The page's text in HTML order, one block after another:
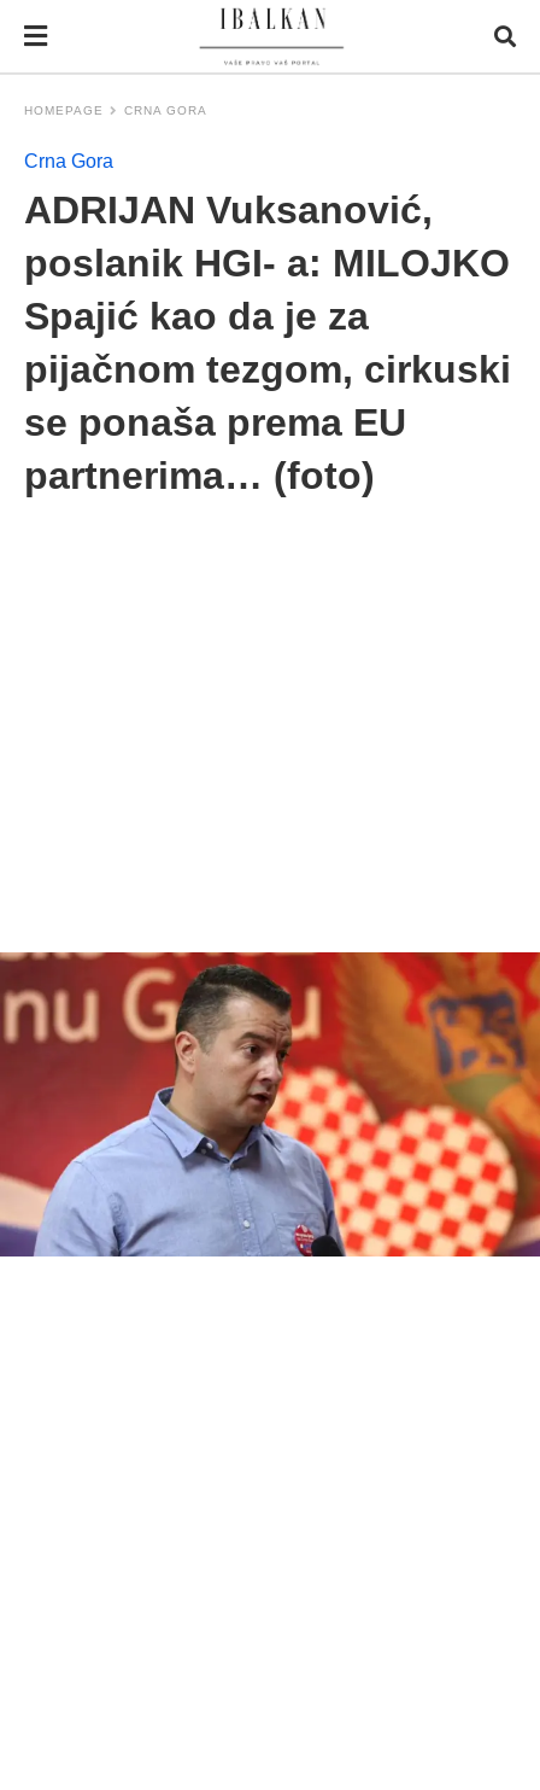
HOMEPAGE CRNA GORA
Crna Gora
ADRIJAN Vuksanović,
poslanik HGI- a: MILOJKO
Spajić kao da je za
pijačnom tezgom, cirkuski
se ponaša prema EU
partnerima… (foto)